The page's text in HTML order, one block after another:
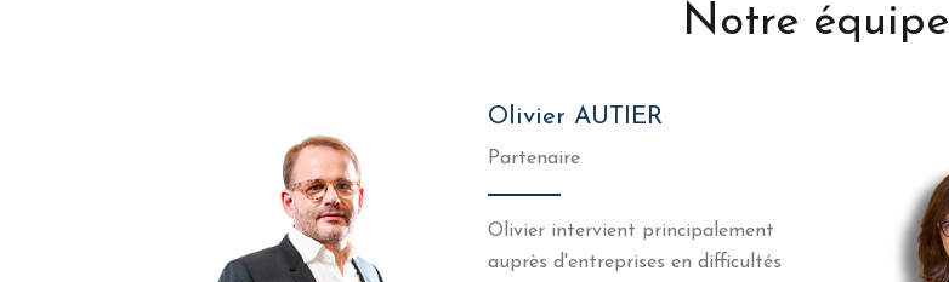
Notre équipe
Olivier AUTIER
Partenaire
Olivier intervient principalement
auprès d'entreprises en difficultés